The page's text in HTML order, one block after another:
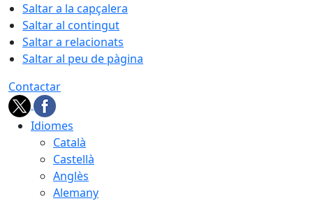
Saltar a la capçalera
Saltar al contingut
Saltar a relacionats
Saltar al peu de pàgina
Contactar
Idiomes
Català
Castellà
Anglès
Alemany